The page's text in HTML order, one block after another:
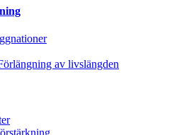
av livslängden